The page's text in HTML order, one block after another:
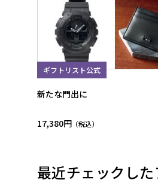
ギフトリスト公式
新たな門出に
17,380円
最近チェックした